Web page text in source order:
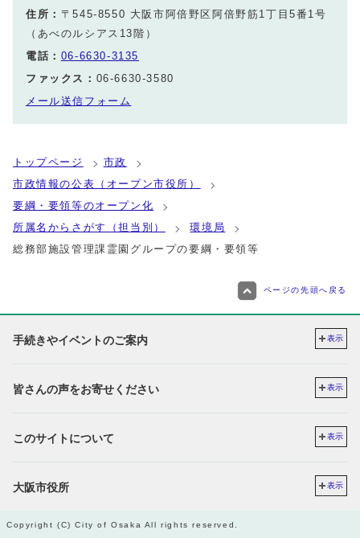
住所： 〒545-8550 大阪市阿倍野区阿倍野筋1丁目5番1号
（あべのルシアス13階）
電話： 06-6630-3135
ファックス： 06-6630-3580
メール送信フォーム
トップページ
市政
市政情報の公表（オープン市役所）
要綱・要領等のオープン化
所属名からさがす（担当別）
環境局
総務部施設管理課霊園グループの要綱・要領等
ページの先頭へ戻る
手続きやイベントのご案内 表示
皆さんの声をお寄せください 表示
このサイトについて 表示
大阪市役所 表示
Copyright (C) City of Osaka All rights reserved.